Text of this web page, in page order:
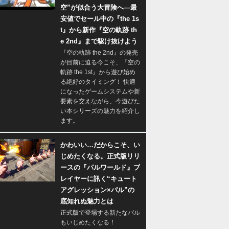
空”が似合う大冒険へ―最
安値でセール中の『the 1s
t』から新作『空の軌跡 th
e 2nd』まで駆け抜けよう
『空の軌跡 the 2nd』の発売
が目前に迫る今こそ、『空の
軌跡 the 1st』から遊び始め
る絶好のタイミング！ 快適
になったゲームシステムや新
要素を交えながら、今遊びた
い本シリーズの魅力を紹介し
ます。
かわいい…だからこそ、い
じめたくなる。正式版リリ
ースの『パルワールド』プ
レイヤーに訊く“キュート
アグレッション×パル”の
底知れぬ魅力とは
正式版で登場する新たなパル
もいじめたくなる！